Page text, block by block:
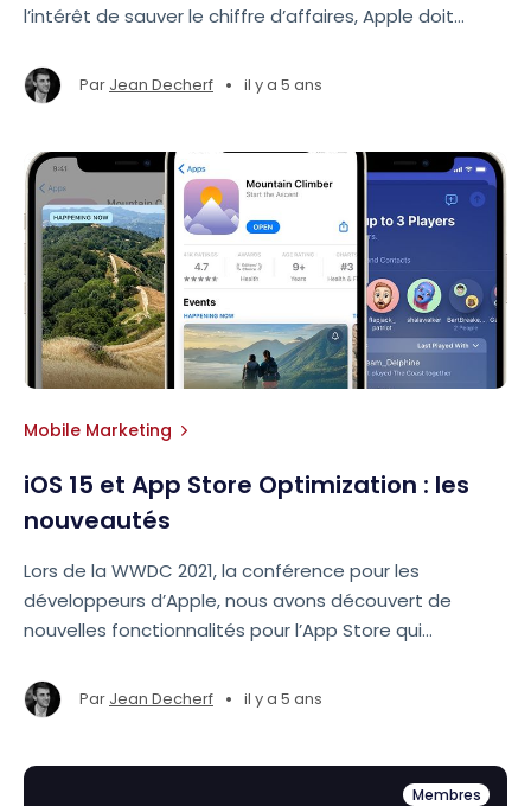
l’intérêt de sauver le chiffre d’affaires, Apple doit
Par Jean Decherf • il y a 5 ans
Mobile Marketing
iOS 15 et App Store Optimization : les
nouveautés
Lors de la WWDC 2021, la conférence pour les
développeurs d’Apple, nous avons découvert de
nouvelles fonctionnalités pour l’App Store qui
et la rétention d’utilisateurs sur les applications
mobile.
Par Jean Decherf • il y a 5 ans
Membres